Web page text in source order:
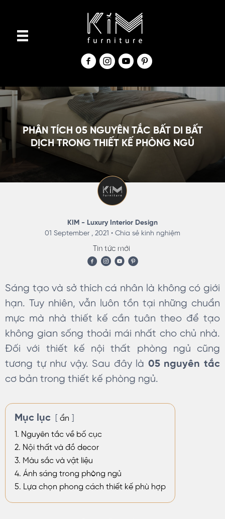
c
t
PHÂN TÍCH 05 NGUYÊN TẮC BẤT DI BẤT
DỊCH TRONG THIẾT KẾ PHÒNG NGỦ
KIM - Luxury Interior Design
01 September , 2021 • Chia sẻ kinh nghiệm
Tin tức mới
Sáng tạo và sở thích cá nhân là không có giới
hạn. Tuy nhiên, vẫn luôn tồn tại những chuẩn
mực mà nhà thiết kế cần tuân theo để tạo
không gian sống thoải mái nhất cho chủ nhà.
Đối với thiết kế nội thất phòng ngủ cũng
tương tự như vậy. Sau đây là 05 nguyên tắc
cơ bản trong thiết kế phòng ngủ.
Mục lục
ẩn
1. Nguyên tắc về bố cục
2. Nội thất và đồ decor
3. Màu sắc và vật liệu
4. Ánh sáng trong phòng ngủ
5. Lựa chọn phong cách thiết kế phù hợp